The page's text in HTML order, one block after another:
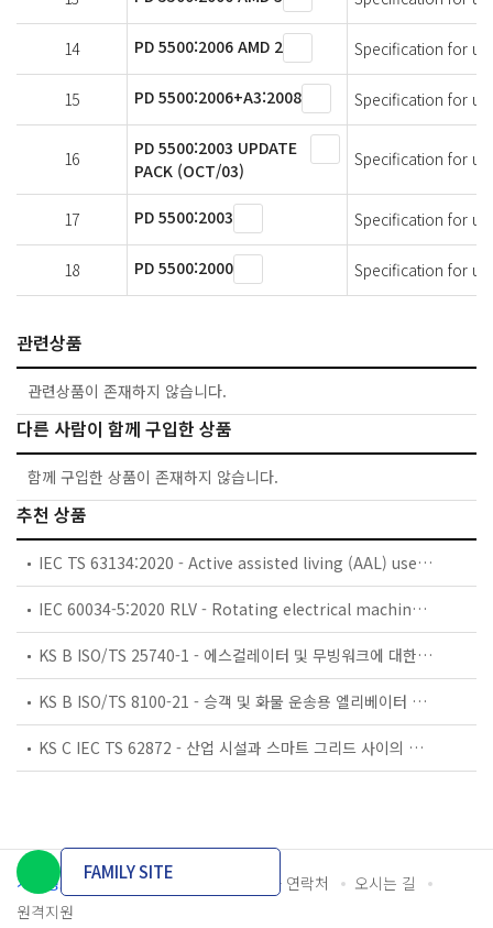
14 PD 5500:2006 AMD 2 Specification for
15 PD 5500:2006+A3:2008 Specification for
16
PD 5500:2003 UPDATE
PACK (OCT/03)
Specification for
17 PD 5500:2003 Specification for
18 PD 5500:2000 Specification for
관련상품
관련상품이 존재하지 않습니다.
다른 사람이 함께 구입한 상품
함께 구입한 상품이 존재하지 않습니다.
추천 상품
IEC TS 63134:2020 - Active assisted living (AAL) use cases
IEC 60034-5:2020 RLV - Rotating electrical machines - Part 5: Degrees of protection provided by the integral design of rotating electrical machines (IP code) - Classification
KS B ISO/TS 25740-1 - 에스컬레이터 및 무빙워크에 대한 안전요건 — 제1부: 세계공통 필수 안전요건(GESRs)
KS B ISO/TS 8100-21 - 승객 및 화물 운송용 엘리베이터 —제21부: 세계공통 필수안전요건(GESRs)을 충족하는 세계공통 안전 파라미터(GSPs)
KS C IEC TS 62872 - 산업 시설과 스마트 그리드 사이의 산업 공정 측정, 제어 및 자동화 시스템 인터페이스
개인정보처리방침 이용약관 담당자 연락처
오시는 길
원격지원
FAMILY SITE